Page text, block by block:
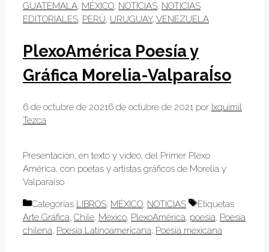
GUATEMALA, MÉXICO, NOTICIAS, NOTICIAS
EDITORIALES, PERÚ, URUGUAY, VENEZUELA
PlexoAmérica Poesía y
Gráfica Morelia-ValparaÍso
6 de octubre de 20216 de octubre de 2021 por Ixquimil
Tezca
Presentación, en texto y video, del Primer Plexo
América, con poetas y artistas gráficos de Morelia y
Valparaíso
Categorías LIBROS, MÉXICO, NOTICIAS
Etiquetas
Arte Gráfica, Chile, México, PlexoAmérica, poesìa, Poesía
chilena, Poesia Latinoamericana, Poesía mexicana